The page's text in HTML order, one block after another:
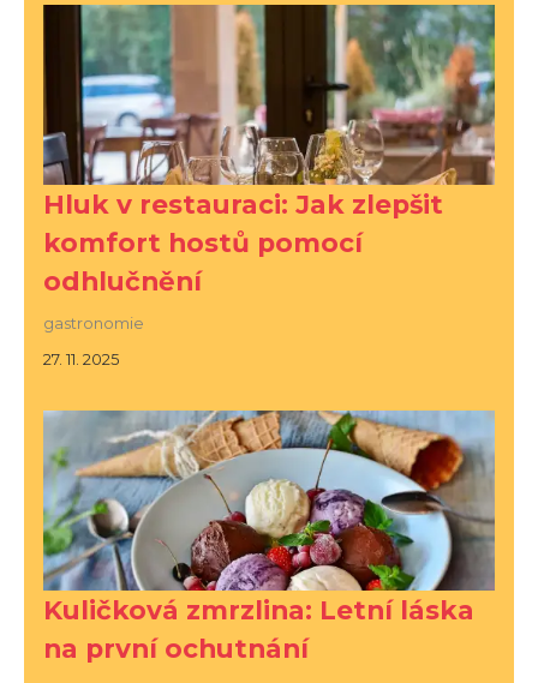
Hluk v restauraci: Jak zlepšit
komfort hostů pomocí
odhlučnění
gastronomie
27. 11. 2025
Kuličková zmrzlina: Letní láska
na první ochutnání